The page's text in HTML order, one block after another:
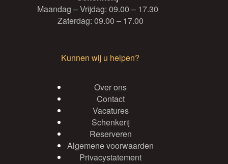
Maandag – Vrijdag: 09.00 – 17.30
Zaterdag: 09.00 – 17.00
Kunnen wij u helpen?
Over ons
Contact
Vacatures
Schenkerij
Reserveren
Algemene voorwaarden
Privacystatement